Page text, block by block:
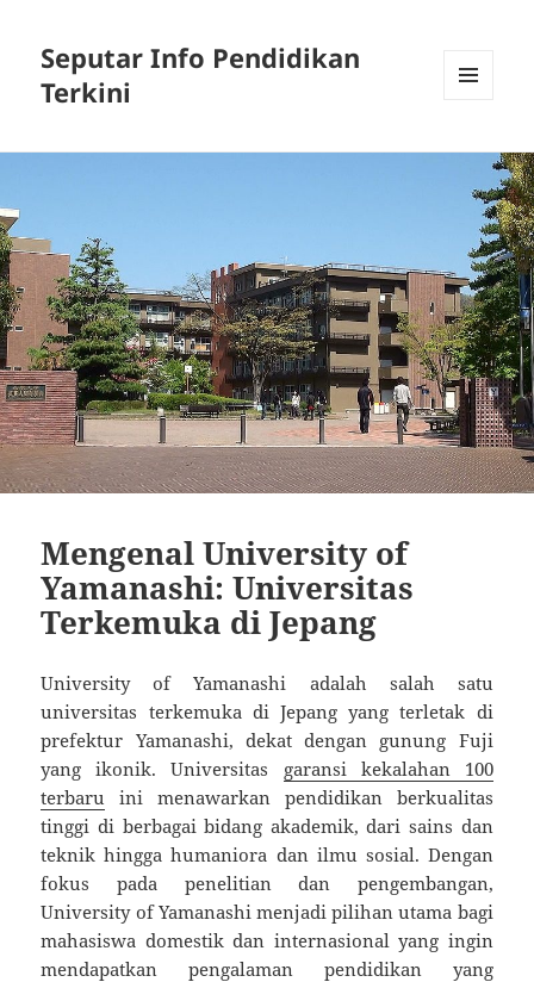
Seputar Info Pendidikan
Terkini
WIDGETS
Mengenal University of
Yamanashi: Universitas
Terkemuka di Jepang
University of Yamanashi adalah salah satu
universitas terkemuka di Jepang yang terletak di
prefektur Yamanashi, dekat dengan gunung Fuji
yang ikonik. Universitas garansi kekalahan 100
terbaru
ini menawarkan pendidikan berkualitas
tinggi di berbagai bidang akademik, dari sains dan
teknik hingga humaniora dan ilmu sosial. Dengan
fokus pada penelitian dan pengembangan,
University of Yamanashi menjadi pilihan utama bagi
mahasiswa domestik dan internasional yang ingin
mendapatkan pengalaman pendidikan yang